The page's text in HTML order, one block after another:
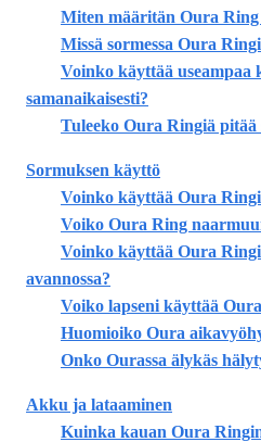
Miten määritän Oura
Missä sormessa Oura
Voinko käyttää
samanaikaisesti?
Tuleeko Oura Ringiä pitää
Sormuksen käyttö
Voinko käyttää Oura
Voiko Oura Ring
Voinko käyttää Oura
avannossa?
Voiko lapseni käyttää
Huomioiko Oura
Onko Ourassa älykäs
Akku ja lataaminen
Kuinka kauan Oura